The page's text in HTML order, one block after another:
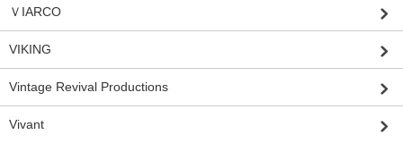
ＶIARCO
VIKING
Vintage Revival Productions
Vivant